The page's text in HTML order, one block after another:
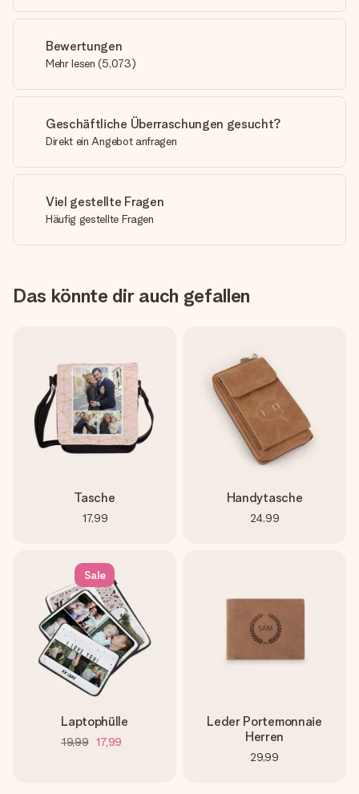
Bewertungen
Mehr lesen (5,073)
Geschäftliche Überraschungen gesucht?
Direkt ein Angebot anfragen
Viel gestellte Fragen
Häufig gestellte Fragen
Das könnte dir auch gefallen
Tasche
17,99
Handytasche
24,99
Sale
Laptophülle
19,99 17,99
Leder Portemonnaie
Herren
29,99